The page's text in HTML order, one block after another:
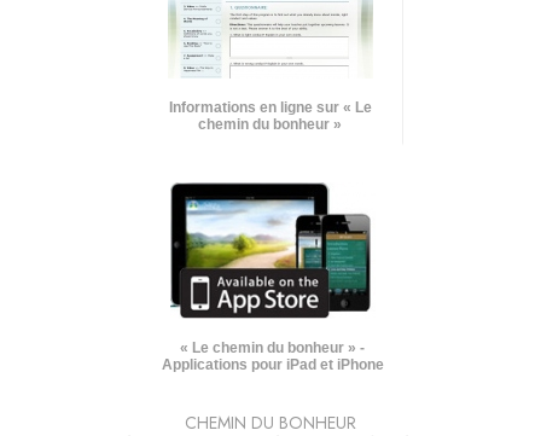
Informations en ligne sur « Le
chemin du bonheur »
« Le chemin du bonheur » -
Applications pour iPad et iPhone
CHEMIN DU BONHEUR